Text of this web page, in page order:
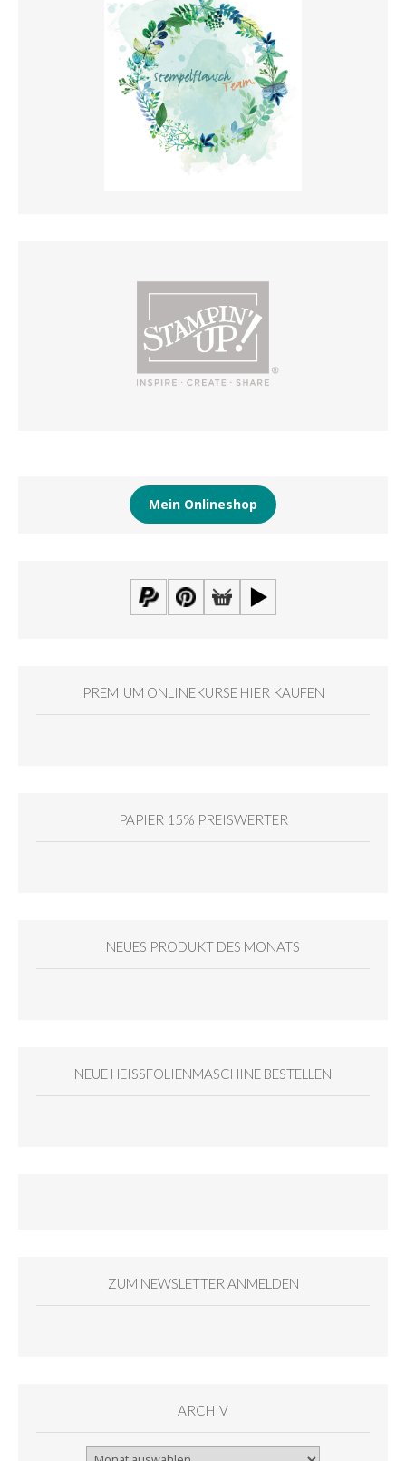
Mein Onlineshop
PREMIUM ONLINEKURSE HIER KAUFEN
PAPIER 15% PREISWERTER
NEUES PRODUKT DES MONATS
NEUE HEISSFOLIENMASCHINE BESTELLEN
ZUM NEWSLETTER ANMELDEN
ARCHIV
Archiv